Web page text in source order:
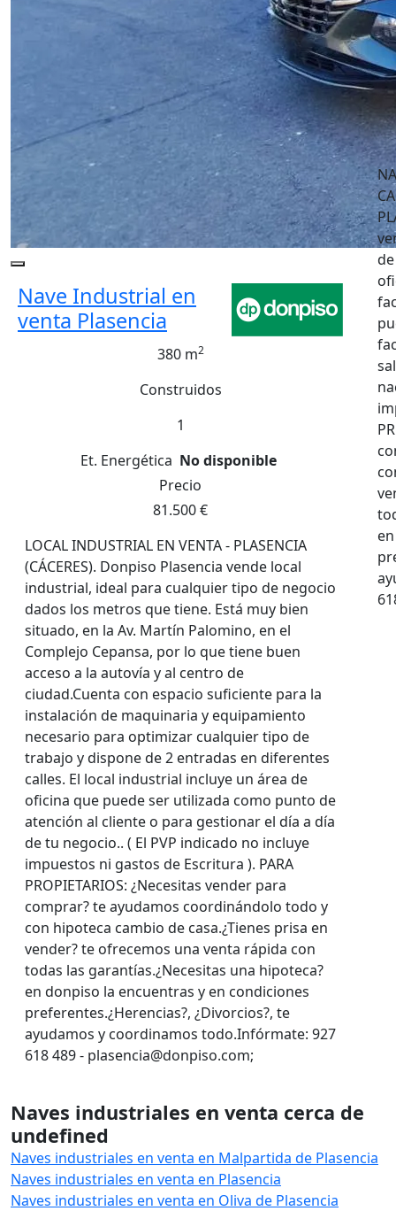
Nave Industrial en
venta Plasencia
380 m2
Construidos
1
Et. Energética No disponible
Precio
81.500 €
LOCAL INDUSTRIAL EN VENTA - PLASENCIA
(CÁCERES). Donpiso Plasencia vende local
industrial, ideal para cualquier tipo de negocio
dados los metros que tiene. Está muy bien
situado, en la Av. Martín Palomino, en el
Complejo Cepansa, por lo que tiene buen
acceso a la autovía y al centro de
ciudad.Cuenta con espacio suficiente para la
instalación de maquinaria y equipamiento
necesario para optimizar cualquier tipo de
trabajo y dispone de 2 entradas en diferentes
calles. El local industrial incluye un área de
oficina que puede ser utilizada como punto de
atención al cliente o para gestionar el día a día
de tu negocio.. ( El PVP indicado no incluye
impuestos ni gastos de Escritura ). PARA
PROPIETARIOS: ¿Necesitas vender para
comprar? te ayudamos coordinándolo todo y
con hipoteca cambio de casa.¿Tienes prisa en
vender? te ofrecemos una venta rápida con
todas las garantías.¿Necesitas una hipoteca?
en donpiso la encuentras y en condiciones
preferentes.¿Herencias?, ¿Divorcios?, te
ayudamos y coordinamos todo.Infórmate: 927
618 489 - plasencia@donpiso.com;
Naves industriales en venta cerca de
undefined
Naves industriales en venta en Malpartida de Plasencia
Naves industriales en venta en Plasencia
Naves industriales en venta en Oliva de Plasencia